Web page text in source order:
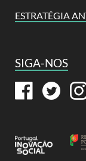
ESTRATÉGIA
SIGA-NOS